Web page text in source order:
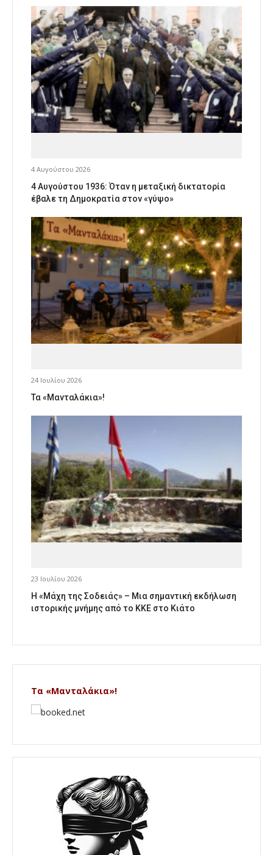
4 Αυγούστου 2026
4 Αυγούστου 1936: Όταν η μεταξική δικτατορία
έβαλε τη Δημοκρατία στον «γύψο»
24 Ιουλίου 2026
Τα «Μανταλάκια»!
23 Ιουλίου 2026
Η «Μάχη της Σοδειάς» – Μια σημαντική εκδήλωση
ιστορικής μνήμης από το ΚΚΕ στο Κιάτο
Τα «Μανταλάκια»!